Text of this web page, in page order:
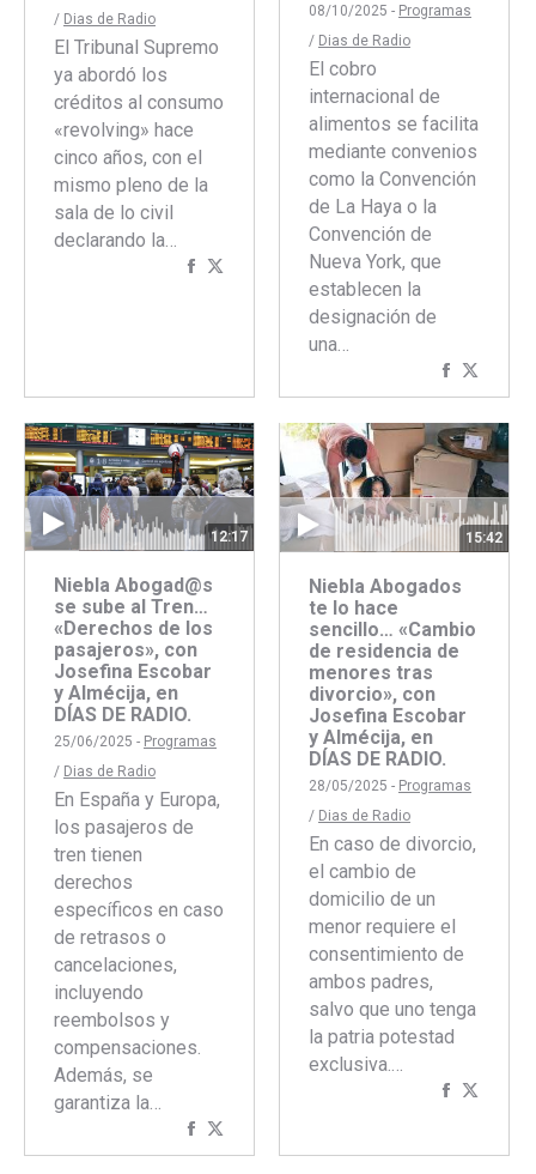
/ Dias de Radio
El Tribunal Supremo
ya abordó los
créditos al consumo
«revolving» hace
cinco años, con el
mismo pleno de la
sala de lo civil
declarando la…
Compartir
08/10/2025 - Programas
/ Dias de Radio
El cobro
internacional de
alimentos se facilita
mediante convenios
como la Convención
de La Haya o la
Convención de
Nueva York, que
establecen la
designación de
una…
Compartir
concon
12:17
Niebla Abogad@s
se sube al Tren…
«Derechos de los
pasajeros», con
Josefina Escobar
y Almécija, en
DÍAS DE RADIO.
25/06/2025 - Programas
/ Dias de Radio
En España y Europa,
los pasajeros de
tren tienen
derechos
específicos en caso
de retrasos o
cancelaciones,
incluyendo
reembolsos y
compensaciones.
Además, se
garantiza la…
Compartir
concon
15:42
Niebla Abogados
te lo hace
sencillo… «Cambio
de residencia de
menores tras
divorcio», con
Josefina Escobar
y Almécija, en
DÍAS DE RADIO.
28/05/2025 - Programas
/ Dias de Radio
En caso de divorcio,
el cambio de
domicilio de un
menor requiere el
consentimiento de
ambos padres,
salvo que uno tenga
la patria potestad
exclusiva.…
Compartir